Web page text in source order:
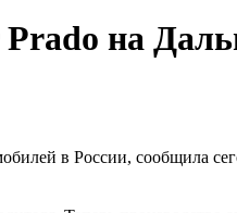
на
в России, сообщила